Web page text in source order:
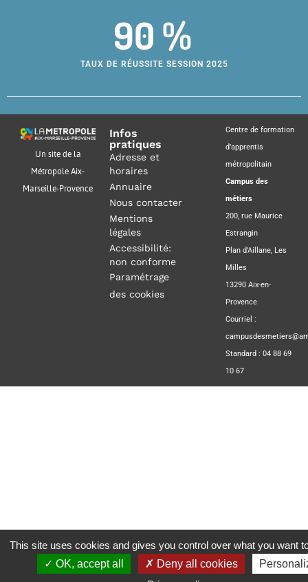
90 %
TAUX DE RÉUSSITE SESSION 2025
Un site de la
Métropole Aix-
Marseille-Provence
Infos
pratiques
Adresse et
horaires
Annuaire
Nous contacter
Mentions
légales
Accessibilité:
non conforme
Paramétrage
des cookies
Centre de formation
d’apprentis
métropolitain
Campus des
métiers
200, rue Maurice
Estrangin
Plan d’Aillane, Les
Milles
13290 Aix-en-
Provence
Courriel :
Standard : 04 88 69
10 67
This site uses cookies and gives you control over what you want
OK, accept all
Deny all cookies